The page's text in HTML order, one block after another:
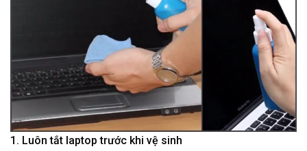
1. Luôn tắt laptop trước khi vệ sinh